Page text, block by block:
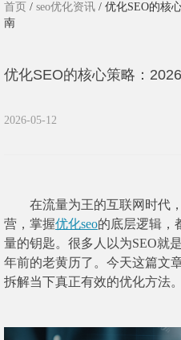
首页 / seo优化资讯 / 优化SEO的核
南
优化SEO的核心策略：
2026-05-12
在流量为王的互联网时代，
营，掌握优化seo的底层逻辑，
量的钥匙。很多人以为SEO就
年前的老黄历了。今天这篇文
拆解当下真正有效的优化方法。